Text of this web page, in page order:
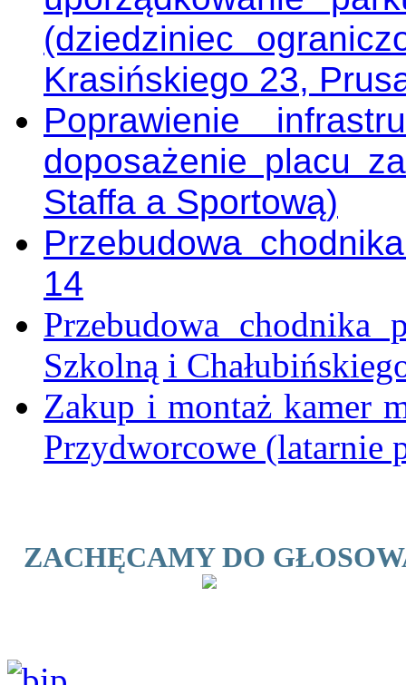
(dziedziniec
Krasińskiego 23,
Poprawienie
doposażenie placu
Staffa a Sportową)
Przebudowa
14
Przebudowa
Szkolną i
Zakup i montaż kamer
Przydworcowe (latarnie
ZACHĘCAMY DO